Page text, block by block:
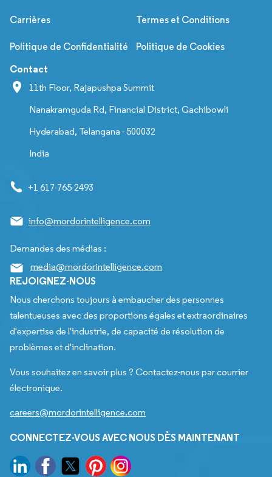
Carrières Termes et Conditions
Politique de Confidentialité Politique de Cookies
Contact
11th Floor, Rajapushpa Summit
Nanakramguda Rd, Financial District, Gachibowli
Hyderabad, Telangana - 500032
India
+1 617-765-2493
info@mordorintelligence.com
Demandes des médias :
media@mordorintelligence.com
REJOIGNEZ-NOUS
Nous cherchons toujours à embaucher des personnes
talentueuses avec des proportions égales et extraordinaires
d'expertise de l'industrie, de capacité de résolution de
problèmes et d'inclination.
Vous souhaitez en savoir plus ? Contactez-nous par courrier
électronique.
careers@mordorintelligence.com
CONNECTEZ-VOUS AVEC NOUS DÈS MAINTENANT